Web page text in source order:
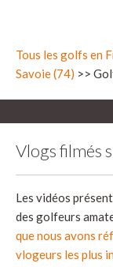
Tous les golfs en
Savoie (74) >>
Vlogs filmés
Les vidéos
des golfeurs
que nous avons
vlogeurs les plus